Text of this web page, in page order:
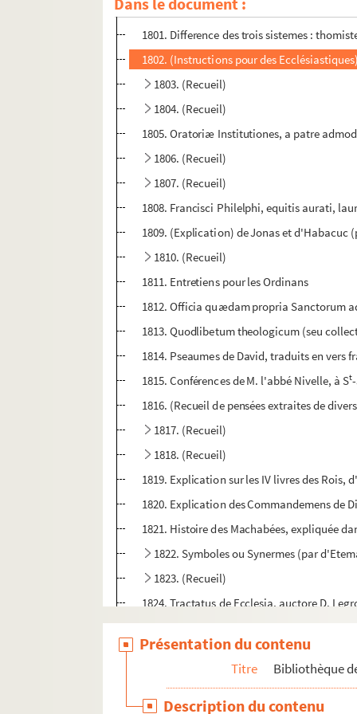
1800. (Recueil)
1801. Difference des trois sistemes :
1802. (Instructions pour des
1803. (Recueil)
1804. (Recueil)
1805. Oratoriæ Institutiones, a patre
1806. (Recueil)
1807. (Recueil)
1808. Francisci Philelphi, equitis aurati,
1809. (Explication) de Jonas et d'Habacuc
1810. (Recueil)
1811. Entretiens pour les Ordinans
1812. Officia quædam propria Sanctorum
1813. Quodlibetum theologicum (seu
1814. Pseaumes de David, traduits en vers
1815. Conférences de M. l'abbé Nivelle, à St
1816. (Recueil de pensées extraites de
1817. (Recueil)
1818. (Recueil)
1819. Explication sur les IV livres des Rois,
1820. Explication des Commandemens de
1821. Histoire des Machabées, expliquée
1822. Symboles ou Synermes (par
1823. (Recueil)
1824. Tractatus de Ecclesia, auctore D.
1825. (Recueil)
1826. (Explication du) second livre des
1828. Eclaircissemens sur les canons et
Présentation du contenu
Titre Bibliothèque
Description du contenu